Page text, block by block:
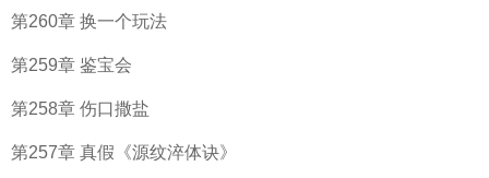
第260章 换一个玩法
第259章 鉴宝会
第258章 伤口撒盐
第257章 真假《源纹淬体诀》